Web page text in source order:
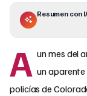
Resumen con
A un mes del
un
policías de